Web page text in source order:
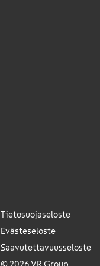
Tietosuojaseloste
Evästeseloste
Saavutettavuusseloste